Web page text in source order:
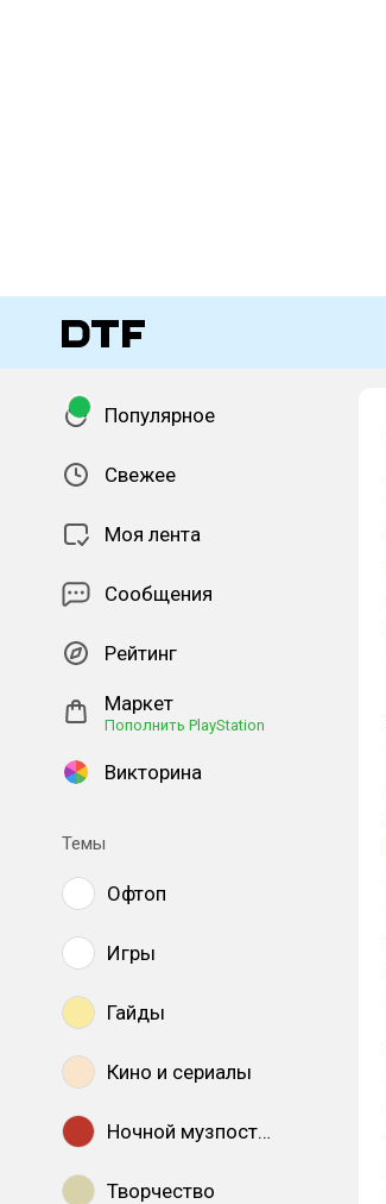
Популярное
Свежее
Моя лента
Сообщения
Рейтинг
Маркет
Пополнить PlayStation
Викторина
Темы
Офтоп
Игры
Гайды
Кино и сериалы
Ночной музпостинг
Творчество